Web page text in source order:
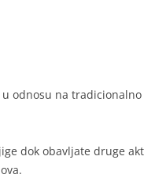
odnosu na tradicionalno
dok obavljate druge